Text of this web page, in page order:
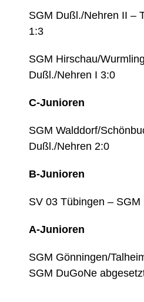
SGM Dußl./Nehren II –
1:3
SGM Hirschau/
Dußl./Nehren I 3:0
C-Junioren
SGM Walddorf/
Dußl./Nehren 2:0
B-Junioren
SV 03 Tübingen –
A-Junioren
SGM Gönningen/
SGM DuGoNe